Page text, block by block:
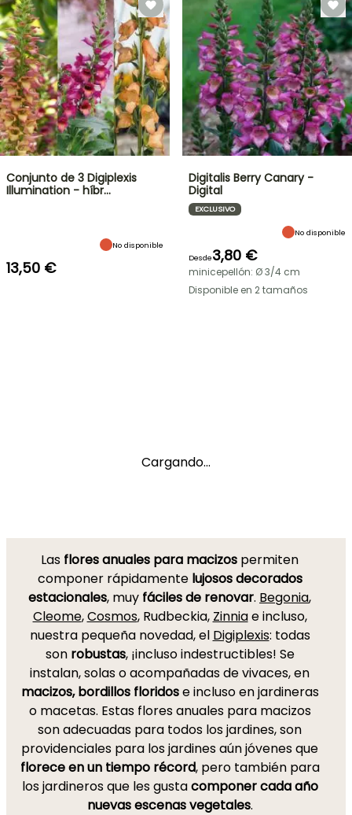
Conjunto de 3 Digiplexis
Illumination - híbr…
No disponible
13,50 €
Digitalis Berry Canary -
Digital
EXCLUSIVO
No disponible
Desde3,80 €
minicepellón: Ø 3/4 cm
Disponible en 2 tamaños
Cargando...
Las flores anuales para macizos permiten
componer rápidamente lujosos decorados
estacionales, muy fáciles de renovar. Begonia,
Cleome,Cosmos, Rudbeckia, Zinniae incluso,
nuestra pequeña novedad, el Digiplexis: todas
son robustas, ¡incluso indestructibles! Se
instalan, solas o acompañadas de vivaces, en
macizos, bordillos floridose incluso en jardineras
o macetas. Estas flores anuales para macizos
son adecuadas para todos los jardines, son
providenciales para los jardines aún jóvenes que
florece en un tiempo récord, pero también para
los jardineros que les gustacomponer cada año
nuevas escenas vegetales.